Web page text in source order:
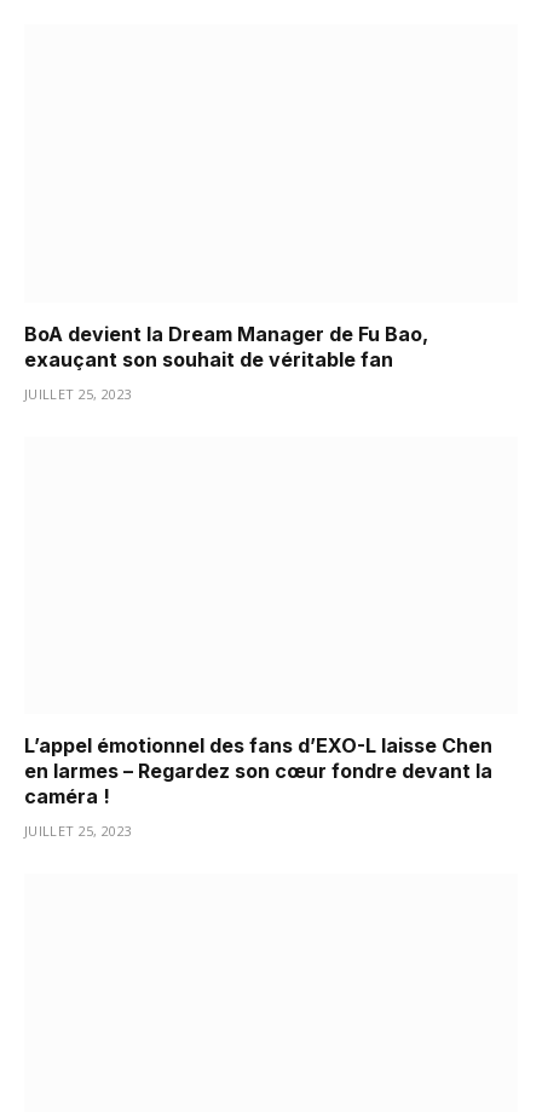
BoA devient la Dream Manager de Fu Bao,
exauçant son souhait de véritable fan
JUILLET 25, 2023
L’appel émotionnel des fans d’EXO-L laisse Chen
en larmes – Regardez son cœur fondre devant la
caméra !
JUILLET 25, 2023